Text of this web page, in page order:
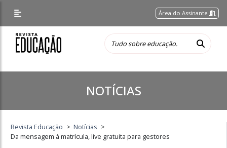
Área do Assinante
NOTÍCIAS
Revista Educação > Notícias >
Da mensagem à matrícula, live gratuita para gestores